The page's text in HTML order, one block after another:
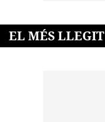
EL MÉS LLEGIT